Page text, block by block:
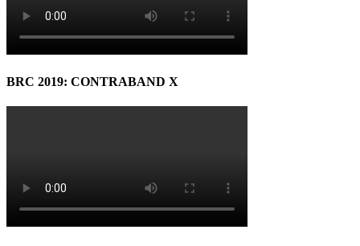
BRC 2019: CONTRABAND X